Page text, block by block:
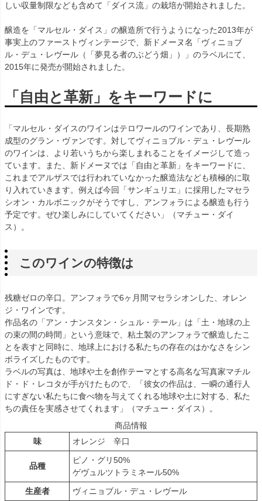
しい収量制限なども含めて「ダイス流」の栽培が開始されました。
醸造を「マルセル・ダイス」の醸造所で行うようになった2013年が
事実上のファーストヴィンテージで、新ドメーヌ名「ヴィニョブ
ル・デュ・レヴール（「夢見る者のぶどう畑」）」のラベルにて、
2015年に発売が開始されました。
「自由と革新」をキーワードに
「マルセル・ダイスのワインはテロワールのワインであり、長期熟
成型のグラン・ヴァンです。対してヴィニョブル・デュ・レヴール
のワインは、より若いうちから楽しまれることをイメージして造っ
ています。また、新ドメーヌでは「自由と革新」をキーワードに、
これまでアルザスでは行われていなかった醸造法なども積極的に取
り入れていきます。例えば今回「サンギュリエ」に採用したマセラ
シオン・カルボニックがそうですし、アンフォラによる醸造も行う
予定です。ぜひ楽しみにしていてください」（マチュー・ダイ
ス）。
このワインの特徴は
残糖ゼロの辛口。アンフォラで6ヶ月間マセラシオンした、オレン
ジ・ワインです。
作品名の「アン・ナンスタン・シュル・テール」は「土・地球の上
の束の間の時間」という意味で、粘土製のアンフォラで醸造したこ
とを表すと同時に、地球上における私たちの存在のはかなさをシン
ボライズしたものです。
ラベルの写真は、地球や土を創作テーマとする高名な写真家マチル
ド・ド・レコタが手がけたもので、「彼女の作品は、一瞬の通行人
にすぎない私たちに食べ物を与えてくれる地球や土に対する、私た
ちの責任を実感させてくれます」（マチュー・ダイス）。
商品情報
味
オレンジ 辛口
品種
ピノ・グリ50%
ゲヴュルツトラミネール50%
生産者
ヴィニョブル・デュ・レヴール